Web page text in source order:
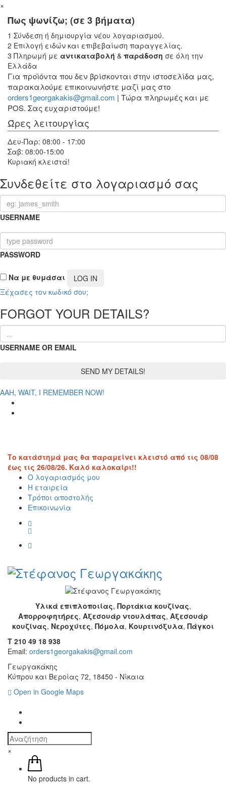
×
Πως ψωνίζω; (σε 3 βήματα)
1 Σύνδεση ή δημιουργία νέου λογαριασμού.
2 Επιλογή ειδών και επιβεβαίωση παραγγελίας.
3 Πληρωμή με αντικαταβολή & παράδοση σε όλη την
Ελλάδα
Για προϊόντα που δεν βρίσκονται στην ιστοσελίδα μας,
παρακαλούμε επικοινωνήστε μαζί μας στο
orders1georgakakis@gmail.com | Τώρα πληρωμές και με
POS. Σας ευχαριστούμε!
Ώρες λειτουργίας
Δευ-Παρ: 08:00 - 17:00
Σαβ: 08:00-15:00
Κυριακή κλειστά!
Συνδεθείτε στο λογαριασμό σας
USERNAME
PASSWORD
Να με θυμάσαι
Ξέχασες τον κωδικό σου;
FORGOT YOUR DETAILS?
USERNAME OR EMAIL
AAH, WAIT, I REMEMBER NOW!
Το κατάστημά μας θα παραμείνει κλειστό από τις 08/08
έως τις 26/08/26. Καλό καλοκαίρι!!
Ο λογαριασμός μου
Η εταιρεία
Τρόποι αποστολής
Επικοινωνία
Υλικά επιπλοποιίας, Πορτάκια κουζίνας,
Απορροφητήρες, Αξεσουάρ ντουλάπας, Αξεσουάρ
κουζίνας, Νεροχύτες, Πόμολα, Κουρτινόξυλα, Πάγκοι
T 210 49 18 938
Email: orders1georgakakis@gmail.com
Γεωργακάκης
Κύπρου και Βεροίας 72, 18450 - Νίκαια
Open in Google Maps
×
No products in cart.